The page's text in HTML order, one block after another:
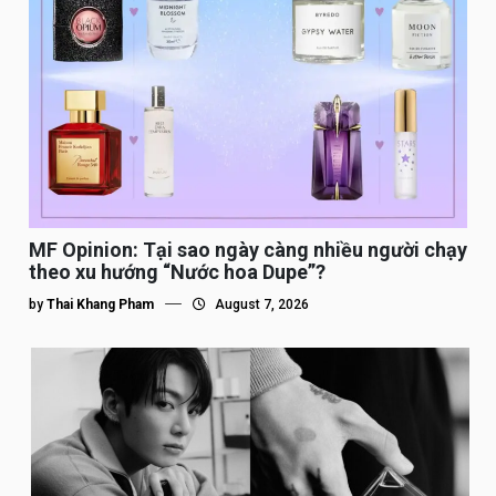
MF Opinion: Tại sao ngày càng nhiều người chạy
theo xu hướng “Nước hoa Dupe”?
by Thai Khang Pham August 7, 2026